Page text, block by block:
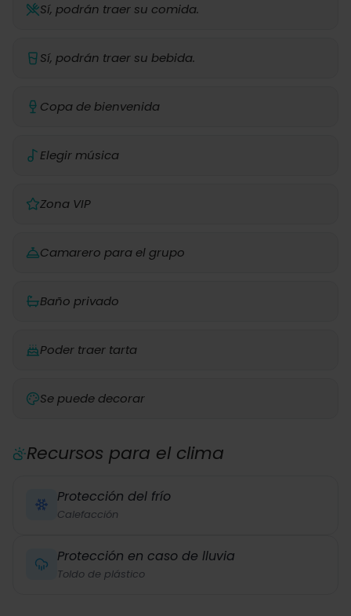
Sí, podrán traer su comida.
Sí, podrán traer su bebida.
Copa de bienvenida
Elegir música
Zona VIP
Camarero para el grupo
Baño privado
Poder traer tarta
Se puede decorar
Recursos para el clima
Protección del frío
Calefacción
Protección en caso de lluvia
Toldo de plástico